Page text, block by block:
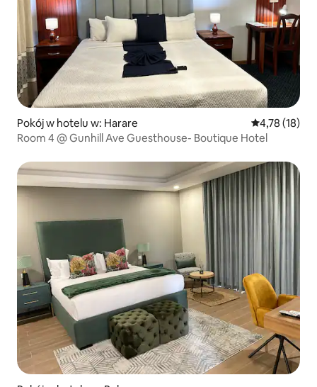
Pokój w hotelu w: Harare Średnia
4,78 (18)
Room 4 @ Gunhill Ave Guesthouse- Boutique Hotel